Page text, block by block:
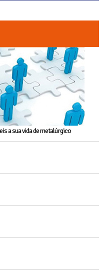
a sua vida de metalúrgico